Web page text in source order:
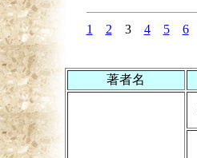
1 2 3 4 5 6
著者名